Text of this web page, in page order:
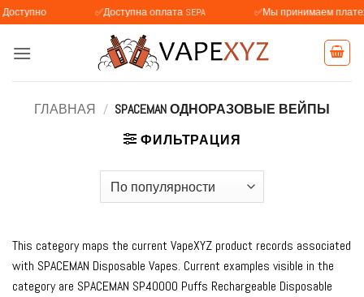
Skip
to
content
✅Доступна оплата SEPA ✅Мы принимаем платежи с
ГЛАВНАЯ / SPACEMAN ОДНОРАЗОВЫЕ ВЕЙПЫ
ФИЛЬТРАЦИЯ
This category maps the current VapeXYZ product records associated
with SPACEMAN Disposable Vapes. Current examples visible in the
category are SPACEMAN SP40000 Puffs Rechargeable Disposable